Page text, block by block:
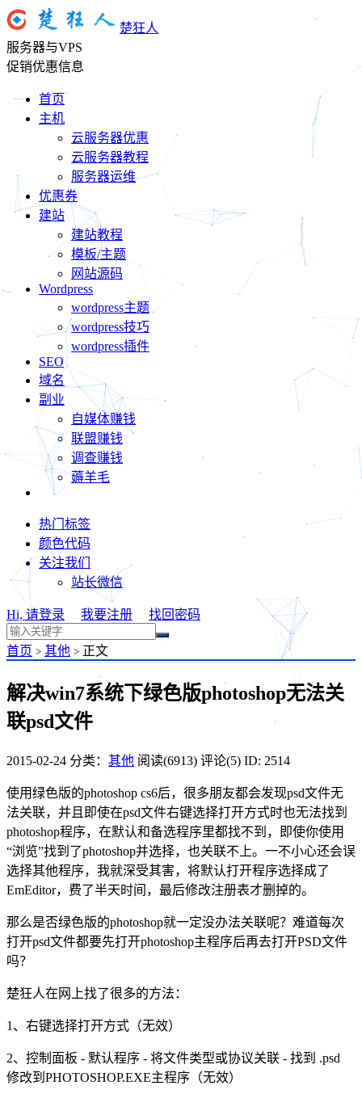
楚狂人
服务器与VPS
促销优惠信息
首页
主机
云服务器优惠
云服务器教程
服务器运维
优惠券
建站
建站教程
模板/主题
网站源码
Wordpress
wordpress主题
wordpress技巧
wordpress插件
SEO
域名
副业
自媒体赚钱
联盟赚钱
调查赚钱
薅羊毛
热门标签
颜色代码
关注我们
站长微信
Hi, 请登录 我要注册 找回密码
首页 > 其他 > 正文
解决win7系统下绿色版photoshop无法关
联psd文件
2015-02-24 分类： 其他 阅读(6913) 评论(5) ID: 2514
使用绿色版的photoshop cs6后，很多朋友都会发现psd文件无
法关联，并且即使在psd文件右键选择打开方式时也无法找到
photoshop程序，在默认和备选程序里都找不到，即使你使用
“浏览”找到了photoshop并选择，也关联不上。一不小心还会误
选择其他程序，我就深受其害，将默认打开程序选择成了
EmEditor，费了半天时间，最后修改注册表才删掉的。
那么是否绿色版的photoshop就一定没办法关联呢？难道每次
打开psd文件都要先打开photoshop主程序后再去打开PSD文件
吗？
楚狂人在网上找了很多的方法：
1、右键选择打开方式（无效）
2、控制面板 - 默认程序 - 将文件类型或协议关联 - 找到 .psd
修改到PHOTOSHOP.EXE主程序（无效）